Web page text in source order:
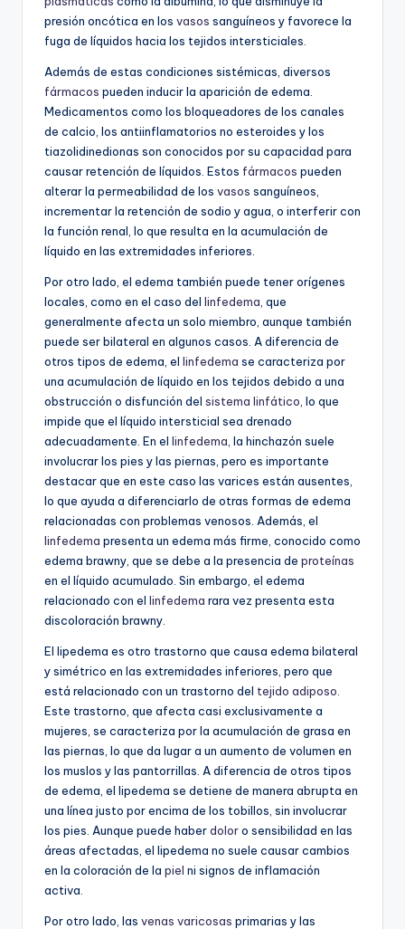
presión oncótica en los vasos sanguíneos y favorece la
fuga de líquidos hacia los tejidos intersticiales.
Además de estas condiciones sistémicas, diversos
fármacos pueden inducir la aparición de edema.
Medicamentos como los bloqueadores de los canales
de calcio, los antiinflamatorios no esteroides y los
tiazolidinedionas son conocidos por su capacidad para
causar retención de líquidos. Estos fármacos pueden
alterar la permeabilidad de los vasos sanguíneos,
incrementar la retención de sodio y agua, o interferir con
la función renal, lo que resulta en la acumulación de
líquido en las extremidades inferiores.
Por otro lado, el edema también puede tener orígenes
locales, como en el caso del linfedema , que
generalmente afecta un solo miembro, aunque también
puede ser bilateral en algunos casos. A diferencia de
otros tipos de edema, el linfedema se caracteriza por
una acumulación de líquido en los tejidos debido a una
obstrucción o disfunción del sistema linfático , lo que
impide que el líquido intersticial sea drenado
adecuadamente. En el linfedema , la hinchazón suele
involucrar los pies y las piernas, pero es importante
destacar que en este caso las varices están ausentes,
lo que ayuda a diferenciarlo de otras formas de edema
relacionadas con problemas venosos. Además, el
linfedema presenta un edema más firme, conocido como
edema brawny, que se debe a la presencia de proteínas
en el líquido acumulado. Sin embargo, el edema
relacionado con el linfedema rara vez presenta esta
discoloración brawny.
El lipedema es otro trastorno que causa edema bilateral
y simétrico en las extremidades inferiores, pero que
está relacionado con un trastorno del tejido adiposo
Este trastorno, que afecta casi exclusivamente a
mujeres, se caracteriza por la acumulación de grasa en
las piernas, lo que da lugar a un aumento de volumen en
los muslos y las pantorrillas. A diferencia de otros tipos
de edema, el lipedema se detiene de manera abrupta en
una línea justo por encima de los tobillos, sin involucrar
los pies. Aunque puede haberdoloro sensibilidad en las
áreas afectadas, el lipedema no suele causar cambios
en la coloración de la piel ni signos de inflamación
activa.
Por otro lado, las venas varicosas primarias y las